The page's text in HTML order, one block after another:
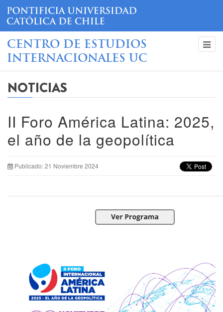
CENTRO DE ESTUDIOS
INTERNACIONALES UC
NOTICIAS
II Foro América Latina: 2025,
el año de la geopolítica
Publicado: 21 Noviembre 2024